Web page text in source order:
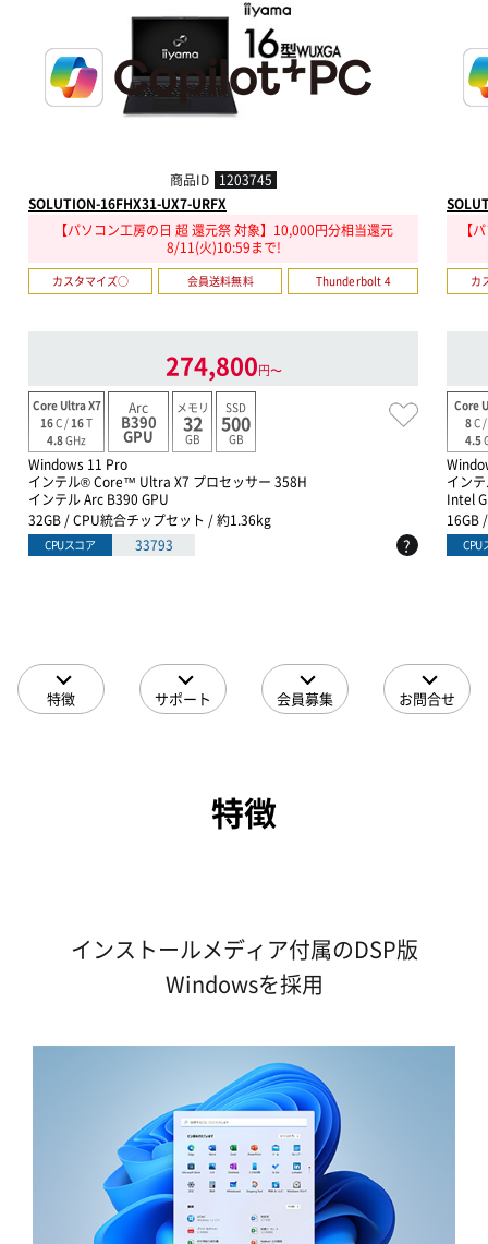
商品ID 1203745
SOLUTION-16FHX31-UX7-URFX
【パソコン工房の日 超 還元祭 対象】10,000円分相当還元
8/11(火)10:59まで!
カスタマイズ○ 会員送料無料 Thunderbolt 4
274,800円〜
Core Ultra X7
16C /16T
4.8GHz
Arc
B390
GPU
メモリ
32
GB
SSD
500
GB
Windows 11 Pro
インテル® Core™ Ultra X7 プロセッサー 358H
インテル Arc B390 GPU
32GB / CPU統合チップセット / 約1.36kg
CPUスコア 33793 ?
【
カ
Core
8C /
4.5
イン
Intel
16GB
CPU
特徴 サポート 会員募集 お問合せ
特徴
インストールメディア付属のDSP版
Windowsを採用